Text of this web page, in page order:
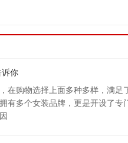
诉你
在购物选择上面多种多样，满足
有多个女装品牌，更是开设了专